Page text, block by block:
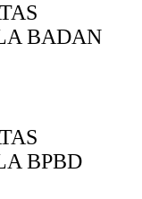
BADAN
BPBD